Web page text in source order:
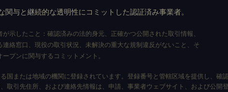
関与と継続的な透明性にコミットした認証済み事業者。
示したこと：確認済みの法的身元、正確かつ公開された取引情報、
絡窓口、現役の取引状況、未解決の重大な規制違反がないこと、そ
プンに関与するコミットメント。
国または地域の機関に登録されています。登録番号と管轄区域を提供し、確
取引先住所、および連絡先情報は、申請、事業者ウェブサイト、および公開